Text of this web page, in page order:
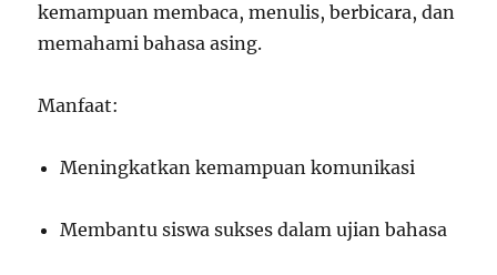
kemampuan membaca, menulis, berbicara, dan
memahami bahasa asing.
Manfaat:
Meningkatkan kemampuan komunikasi
Membantu siswa sukses dalam ujian bahasa